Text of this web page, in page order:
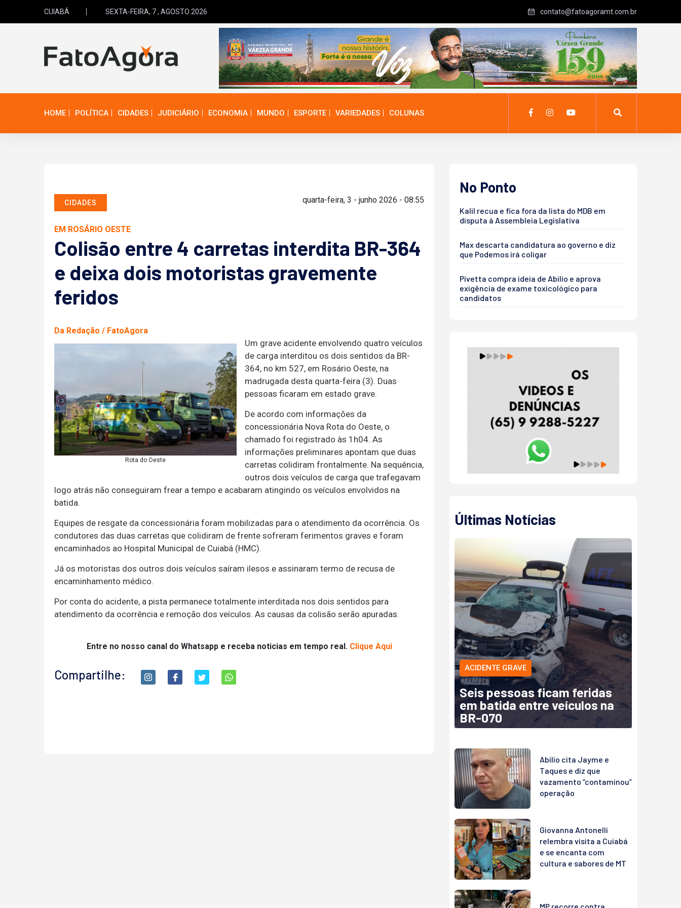
CUIABÁ SEXTA-FEIRA, 7 , AGOSTO 2026 contato@fatoagoramt.com.br
HOME POLÍTICA CIDADES JUDICIÁRIO ECONOMIA MUNDO ESPORTE VARIEDADES COLUNAS
CIDADES quarta-feira, 3 - junho 2026 - 08:55
EM ROSÁRIO OESTE
Colisão entre 4 carretas interdita BR-364
e deixa dois motoristas gravemente
feridos
Da Redação / FatoAgora
Rota do Oeste
Um grave acidente envolvendo quatro veículos
de carga interditou os dois sentidos da BR-
364, no km 527, em Rosário Oeste, na
madrugada desta quarta-feira (3). Duas
pessoas ficaram em estado grave.
De acordo com informações da
concessionária Nova Rota do Oeste, o
chamado foi registrado às 1h04. As
informações preliminares apontam que duas
carretas colidiram frontalmente. Na sequência,
outros dois veículos de carga que trafegavam
logo atrás não conseguiram frear a tempo e acabaram atingindo os veículos envolvidos na
batida.
Equipes de resgate da concessionária foram mobilizadas para o atendimento da ocorrência. Os
condutores das duas carretas que colidiram de frente sofreram ferimentos graves e foram
encaminhados ao Hospital Municipal de Cuiabá (HMC).
Já os motoristas dos outros dois veículos saíram ilesos e assinaram termo de recusa de
encaminhamento médico.
Por conta do acidente, a pista permanece totalmente interditada nos dois sentidos para
atendimento da ocorrência e remoção dos veículos. As causas da colisão serão apuradas.
Entre no nosso canal do Whatsapp e receba noticias em tempo real. Clique Aqui
Compartilhe:
No Ponto
Kalil recua e fica fora da lista do MDB em
disputa à Assembleia Legislativa
Max descarta candidatura ao governo e diz
que Podemos irá coligar
Pivetta compra ideia de Abilio e aprova
exigência de exame toxicológico para
candidatos
Últimas Notícias
ACIDENTE GRAVE
Seis pessoas ficam feridas
em batida entre veículos na
BR-070
Abilio cita Jayme e
Taques e diz que
vazamento “contaminou”
operação
Giovanna Antonelli
relembra visita a Cuiabá
e se encanta com
cultura e sabores de MT